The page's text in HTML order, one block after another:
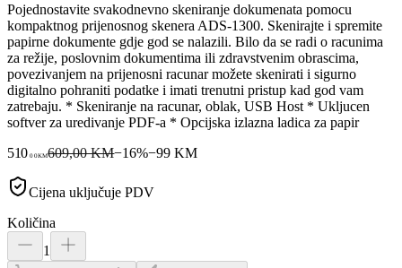
Pojednostavite svakodnevno skeniranje dokumenata pomocu
kompaktnog prijenosnog skenera ADS-1300. Skenirajte i spremite
papirne dokumente gdje god se nalazili. Bilo da se radi o racunima
za režije, poslovnim dokumentima ili zdravstvenim obrascima,
povezivanjem na prijenosni racunar možete skenirati i sigurno
digitalno pohraniti podatke i imati trenutni pristup kad god vam
zatrebaju. * Skeniranje na racunar, oblak, USB Host * Ukljucen
softver za uredivanje PDF-a * Opcijska izlazna ladica za papir
510 00KM609,00 KM−16%−99 KM
Cijena uključuje PDV
Količina
1